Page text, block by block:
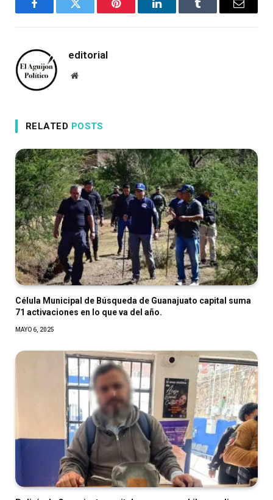
FacebookTwitter Pinterest LinkedInTumblr Email
editorial
Website
RELATED POSTS
Célula Municipal de Búsqueda de Guanajuato capital suma
71 activaciones en lo que va del año.
MAYO 6, 2025